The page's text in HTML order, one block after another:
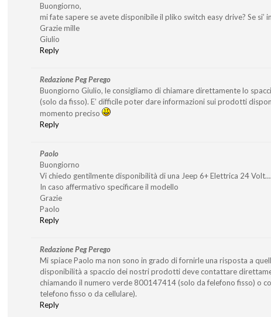
Buongiorno,
mi fate sapere se avete disponibile il pliko switch easy drive? Se si’
Grazie mille
Giulio
Reply
Redazione Peg Perego
Buongiorno Giulio, le consigliamo di chiamare direttamente lo
(solo da fisso). E’ difficile poter dare informazioni sui prodotti
momento preciso
Reply
Paolo
Buongiorno
Vi chiedo gentilmente disponibilità di una Jeep 6+ Elettrica 24 Volt…
In caso affermativo specificare il modello
Grazie
Paolo
Reply
Redazione Peg Perego
Mi spiace Paolo ma non sono in grado di fornirle una risposta a
disponibilità a spaccio dei nostri prodotti deve contattare
chiamando il numero verde 800147414 (solo da felefono fisso) o
telefono fisso o da cellulare).
Reply